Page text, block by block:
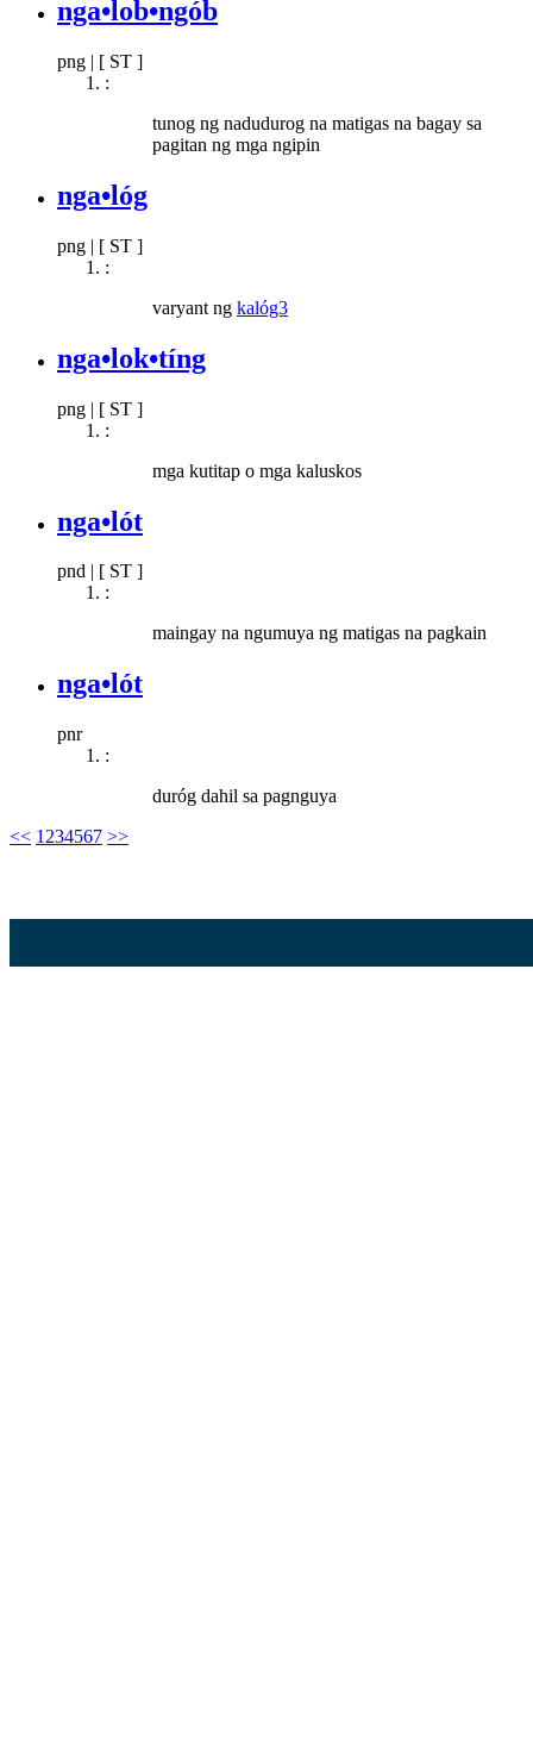
nga•lob•ngób
png | [ ST ]
:
tunog ng nadudurog na matigas na bagay sa
pagitan ng mga ngipin
nga•lóg
png | [ ST ]
:
varyant ng kalóg3
nga•lok•tíng
png | [ ST ]
:
mga kutitap o mga kaluskos
nga•lót
pnd | [ ST ]
:
maingay na ngumuya ng matigas na pagkain
nga•lót
pnr
:
duróg dahil sa pagnguya
<< 1 234567 >>